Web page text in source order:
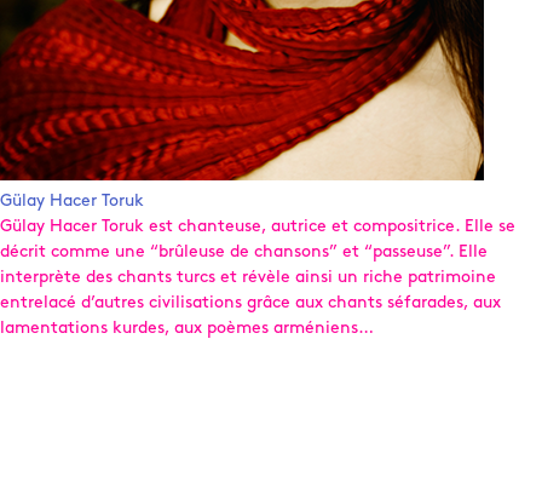
Gülay Hacer Toruk
Gülay Hacer Toruk est chanteuse, autrice et compositrice. Elle se
décrit comme une “brûleuse de chansons” et “passeuse”. Elle
interprète des chants turcs et révèle ainsi un riche patrimoine
entrelacé d’autres civilisations grâce aux chants séfarades, aux
lamentations kurdes, aux poèmes arméniens…